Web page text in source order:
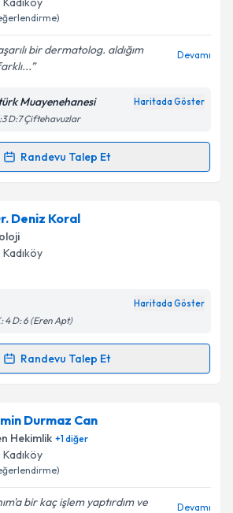
işlenmesine ilişkin
Aydınlatma
ve kişisel verilerimin belirtilen
işlenmesini kabul ediyorum.
bir dermatolog. aldığım
Devamı
Muayenehanesi Haritada Göster
D:7 Çiftehavuzlar
Randevu Talep Et
Talebi
Ertürkiçin randevu takvimi talebi
bu uzmandan randevu almanız için bir
e-posta ile bilgilendireceğiz.
işlenmesine ilişkin
ve kişisel verilerimin belirtilen
Takvim Talebini Gönder
Deniz Koral
Kadıköy
Haritada Göster
4 D: 6 (Eren Apt)
Randevu Talep Et
Talebi
Koraliçin randevu takvimi talebi
bu uzmandan randevu almanız için bir
e-posta ile bilgilendireceğiz.
Durmaz Can
Hekimlik +1diğer
Kadıköy
bir kaç işlem yaptırdım ve
Devamı